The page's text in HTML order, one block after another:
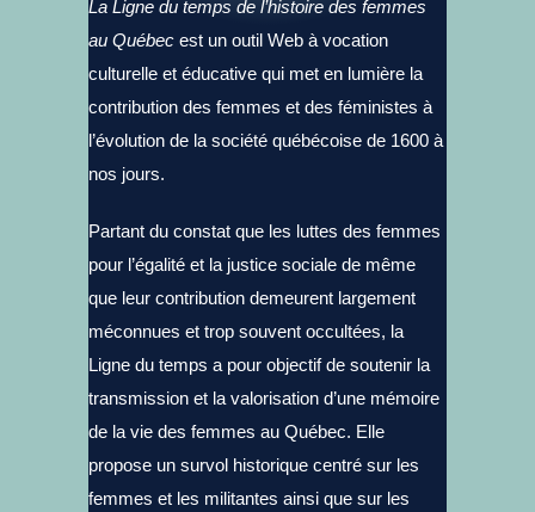
La Ligne du temps de l’histoire des femmes
au Québec est un outil Web à vocation
culturelle et éducative qui met en lumière la
contribution des femmes et des féministes à
l’évolution de la société québécoise de 1600 à
nos jours.
Partant du constat que les luttes des femmes
pour l’égalité et la justice sociale de même
que leur contribution demeurent largement
méconnues et trop souvent occultées, la
Ligne du temps a pour objectif de soutenir la
transmission et la valorisation d’une mémoire
de la vie des femmes au Québec. Elle
propose un survol historique centré sur les
femmes et les militantes ainsi que sur les